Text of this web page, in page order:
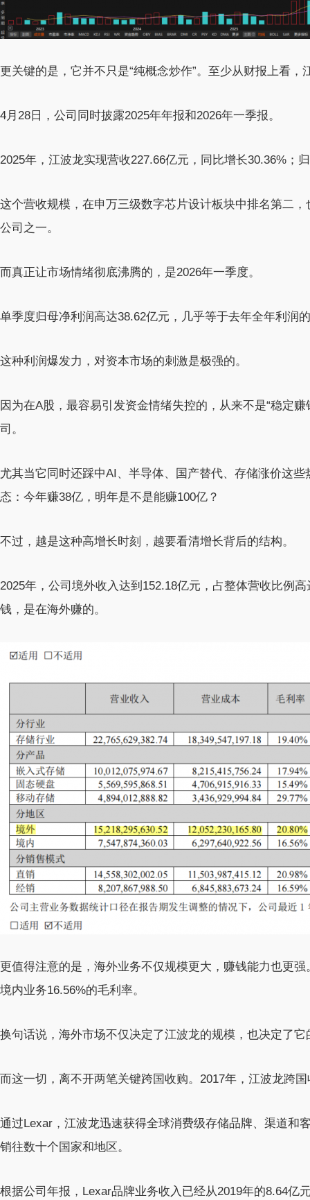
更关键的是，它并不只是“纯概念炒作”。至少从财报上看
4月28日，公司同时披露2025年年报和2026年一季报。
2025年，江波龙实现营收227.66亿元，同比增长30.36%；
这个营收规模，在申万三级数字芯片设计板块中排名第二
公司之一。
而真正让市场情绪彻底沸腾的，是2026年一季度。
单季度归母净利润高达38.62亿元，几乎等于去年全年利润
这种利润爆发力，对资本市场的刺激是极强的。
因为在A股，最容易引发资金情绪失控的，从来不是“稳定
司。
尤其当它同时还踩中AI、半导体、国产替代、存储涨价这
态：今年赚38亿，明年是不是能赚100亿？
不过，越是这种高增长时刻，越要看清增长背后的结构。
2025年，公司境外收入达到152.18亿元，占整体营收比例
钱，是在海外赚的。
更值得注意的是，海外业务不仅规模更大，赚钱能力也更
境内业务16.56%的毛利率。
换句话说，海外市场不仅决定了江波龙的规模，也决定了它
而这一切，离不开两笔关键跨国收购。2017年，江波龙跨
通过Lexar，江波龙迅速获得全球消费级存储品牌、渠道和
销往数十个国家和地区。
根据公司年报，Lexar品牌业务收入已经从2019年的8.64亿